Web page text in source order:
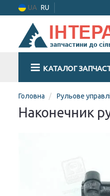
UA RU
КАТАЛОГ
Головна Рульове
Наконечник